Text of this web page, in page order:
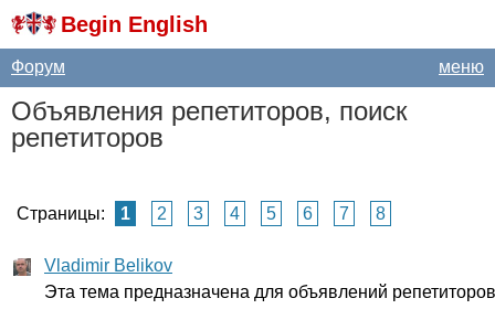
Begin English
меню
Форум
Объявления репетиторов, поиск
репетиторов
Страницы: 1 2 3 4 5 6 7 8
Vladimir Belikov
Эта тема предназначена для объявлений